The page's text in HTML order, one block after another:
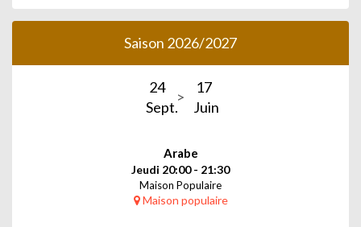
Saison 2026/2027
24
Sept.
17
Juin
Arabe
Jeudi 20:00 - 21:30
Maison Populaire
Maison populaire